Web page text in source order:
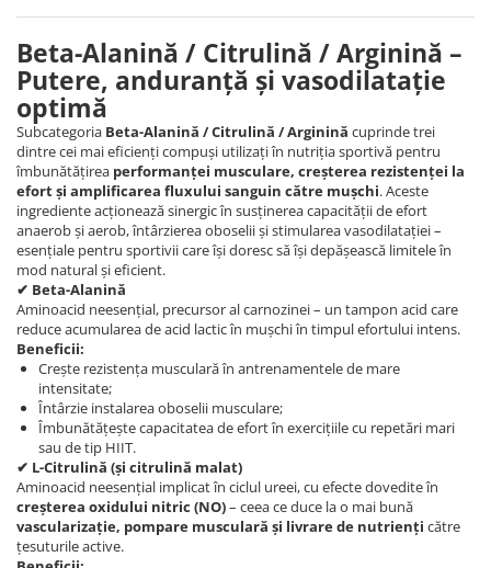
Beta-Alanină / Citrulină / Arginină –
Putere, anduranță și vasodilatație
optimă
Subcategoria Beta-Alanină / Citrulină / Arginină cuprinde trei
dintre cei mai eficienți compuși utilizați în nutriția sportivă pentru
îmbunătățirea performanței musculare, creșterea rezistenței la
efort și amplificarea fluxului sanguin către mușchi. Aceste
ingrediente acționează sinergic în susținerea capacității de efort
anaerob și aerob, întârzierea oboselii și stimularea vasodilatației –
esențiale pentru sportivii care își doresc să își depășească limitele în
mod natural și eficient.
✔ Beta-Alanină
Aminoacid neesențial, precursor al carnozinei – un tampon acid care
reduce acumularea de acid lactic în mușchi în timpul efortului intens.
Beneficii:
Crește rezistența musculară în antrenamentele de mare
intensitate;
Întârzie instalarea oboselii musculare;
Îmbunătățește capacitatea de efort în exercițiile cu repetări mari
sau de tip HIIT.
✔ L-Citrulină (și citrulină malat)
Aminoacid neesențial implicat în ciclul ureei, cu efecte dovedite în
creșterea oxidului nitric (NO)– ceea ce duce la o mai bună
vascularizație, pompare musculară și livrare de nutrienți către
țesuturile active.